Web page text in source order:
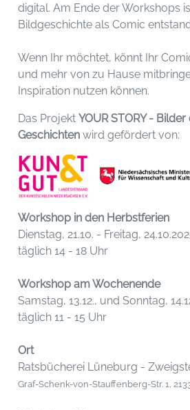
digital. Am Ende der Workshops
Bildgeschichte als Comic
Wenn Ihr möchtet, könnt Ihr
und mehr von zu Hause
Inspiration nutzen können.
Das ProjektYOUR STORY -
Geschichten wird gefördert von:
Workshop in den Herbstferien
Dienstag, 21.10. - Freitag,
täglich 14 - 18 Uhr
Workshop am Wochenende
Samstag, 13.12., und Sonntag,
täglich 11 - 15 Uhr
Ort
Ratsbücherei Lüneburg -
Graf-Schenk-von-Stauffenberg-Str. 1,